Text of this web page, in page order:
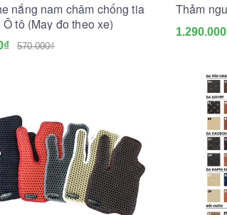
nắng nam châm chống tia
tô (May đo theo xe)
570.000₫
Thảm